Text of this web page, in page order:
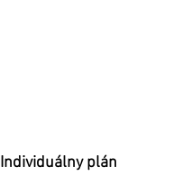
Individuálny plán